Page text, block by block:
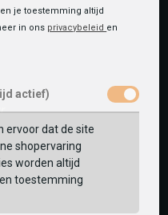
je toestemming altijd
in ons privacybeleid en
actief)
ervoor dat de site
shopervaring
worden altijd
toestemming